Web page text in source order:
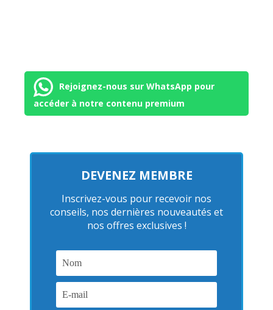
Rejoignez-nous sur WhatsApp pour
accéder à notre contenu premium
DEVENEZ MEMBRE
Inscrivez-vous pour recevoir nos
conseils, nos dernières nouveautés et
nos offres exclusives !